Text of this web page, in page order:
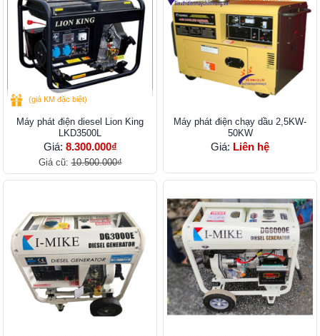
(giá KM đặc biệt)
Máy phát điện diesel Lion King
LKD3500L
Giá: 8.300.000₫
Giá cũ:10.500.000₫
Máy phát điện chạy dầu 2,5KW-
50KW
Giá: Liên hệ